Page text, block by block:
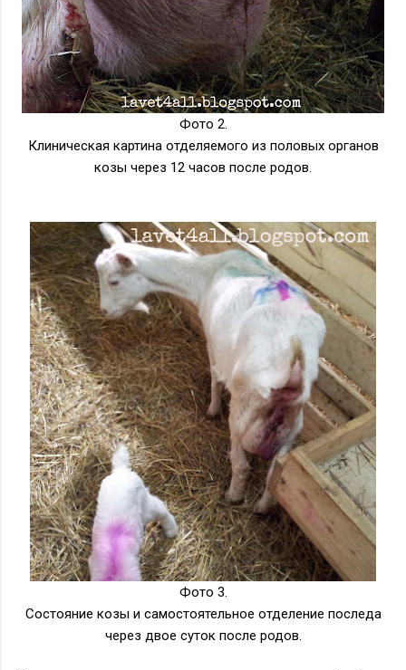
Фото 2.
Клиническая картина отделяемого из половых органов
козы через 12 часов после родов.
Фото 3.
Состояние козы и самостоятельное отделение последа
через двое суток после родов.